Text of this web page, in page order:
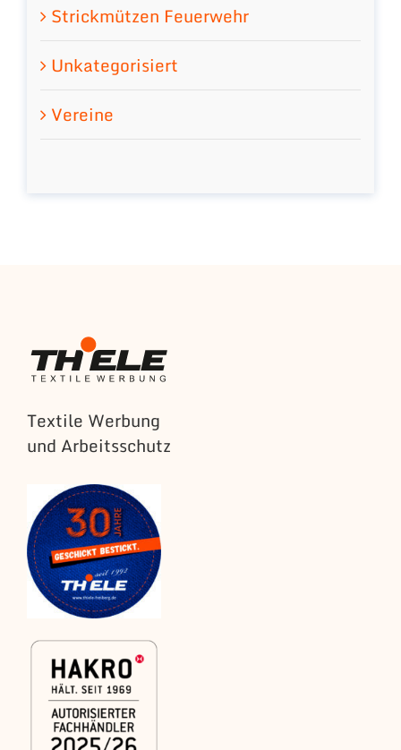
Strickmützen Feuerwehr
Unkategorisiert
Vereine
Textile Werbung
und Arbeitsschutz